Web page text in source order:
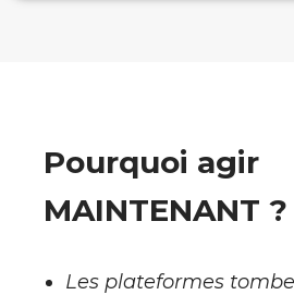
Pourquoi agir
MAINTENANT ?
Les plateformes